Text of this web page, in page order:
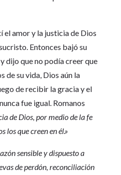
el amor y la justicia de Dios
Entonces bajó su
dijo que no podía creer que
de su vida, Dios aún la
de recibir la gracia y el
fue igual. Romanos
de Dios, por medio de la fe
los que creen en él.»
sensible y dispuesto a
de perdón, reconciliación